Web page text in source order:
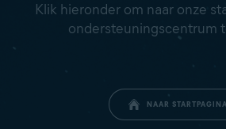
Klik hieronder om naar onze
ondersteuningscentrum
NAAR STARTPAGINA